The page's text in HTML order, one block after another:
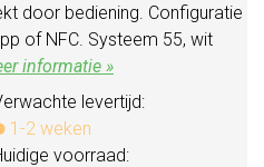
door bediening. Configuratie
of NFC. Systeem 55, wit
informatie »
levertijd:
1-2 weken
voorraad: